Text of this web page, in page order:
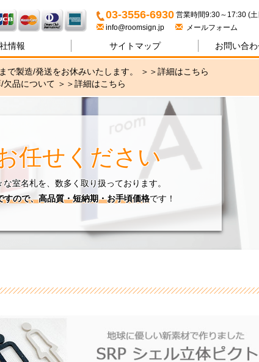
専門店ブリッジワン
03-3556-6930
営業時
info@roomsign.jp
メールフォーム
情報 サイトマップ お問い合わ
で製造/発送をお休みいたします。 ＞＞詳細はこちら
中東情勢の影響における品薄/欠品について ＞＞詳細はこちら
任せください
室名札を、数多く取り扱っております。
ので、高品質・短納期・お手頃価格です！